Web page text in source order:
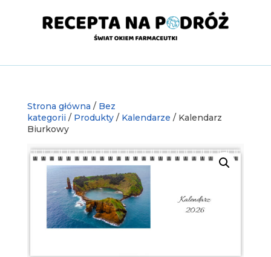
Strona główna / Bez
kategorii / Produkty/ Kalendarze / Kalendarz
Biurkowy